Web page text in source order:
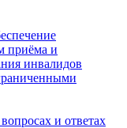
приёма и
инвалидов
и ответах